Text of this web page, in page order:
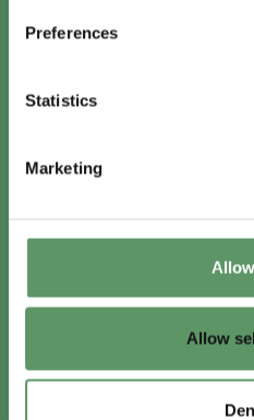
Preferences
Statistics
Marketing
Allow